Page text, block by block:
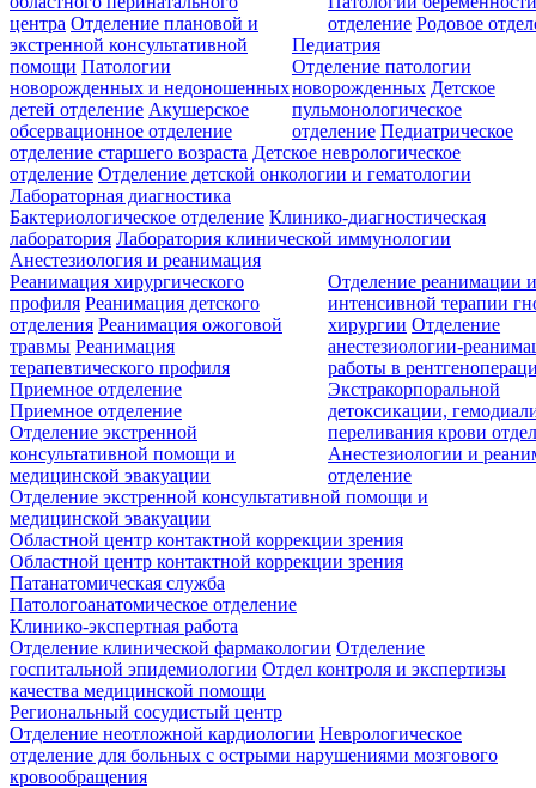
центра Отделение плановой и
экстренной консультативной
помощи Патологии
новорожденных и недоношенных
детей отделение Акушерское
обсервационное отделение
отделение Родовое
Педиатрия
Отделение патологии
новорожденных Детское
пульмонологическое
отделение Педиатрическое
отделение старшего возраста Детское неврологическое
отделение Отделение детской онкологии и гематологии
Лабораторная диагностика
Бактериологическое отделение Клинико-диагностическая
лаборатория Лаборатория клинической иммунологии
Анестезиология и реанимация
Реанимация хирургического
профиля Реанимация детского
отделения Реанимация ожоговой
травмы Реанимация
терапевтического профиля
Отделение реанимации
интенсивной терапии
хирургии Отделение
анестезиологии-
работы в
Экстракорпоральной
детоксикации,
переливания крови
Анестезиологии и
отделение
Приемное отделение
Приемное отделение
Отделение экстренной
консультативной помощи и
медицинской эвакуации
Отделение экстренной консультативной помощи и
медицинской эвакуации
Областной центр контактной коррекции зрения
Областной центр контактной коррекции зрения
Патанатомическая служба
Патологоанатомическое отделение
Клинико-экспертная работа
Отделение клинической фармакологии Отделение
госпитальной эпидемиологии Отдел контроля и экспертизы
качества медицинской помощи
Региональный сосудистый центр
Отделение неотложной кардиологии Неврологическое
отделение для больных с острыми нарушениями мозгового
кровообращения